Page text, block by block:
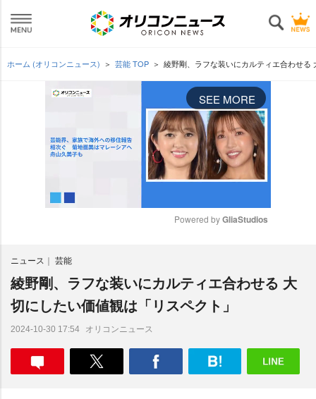
ホーム (オリコンニュース) 芸能 TOP 綾野剛、ラフな装いにカルティエ合わせる
SEE MORE
e
Powered by GliaStudios
ニュース 芸能
綾野剛、ラフな装いにカルティエ合わせる 大
切にしたい価値観は「リスペクト」
2024-10-30 17:54 オリコンニュース